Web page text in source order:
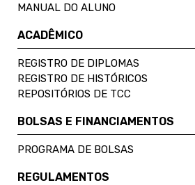
MANUAL DO ALUNO
ACADÊMICO
REGISTRO DE DIPLOMAS
REGISTRO DE HISTÓRICOS
REPOSITÓRIOS DE TCC
BOLSAS E FINANCIAMENTOS
PROGRAMA DE BOLSAS
REGULAMENTOS